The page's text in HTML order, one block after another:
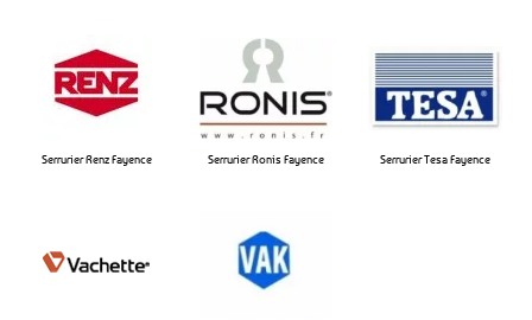
Serrurier Renz Fayence Serrurier Ronis Fayence Serrurier Tesa Fayence